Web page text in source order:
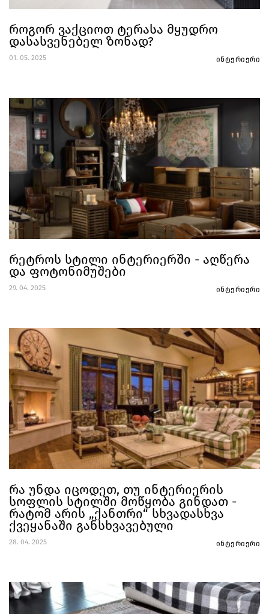
როგორ ვაქციოთ ტერასა მყუდრო
დასასვენებელ ზონად?
01. 05. 2025 ინტერიერი
რეტროს სტილი ინტერიერში - აღწერა
და ფოტონიმუშები
29. 04. 2025 ინტერიერი
რა უნდა იცოდეთ, თუ ინტერიერის
სოფლის სტილში მოწყობა გინდათ -
რატომ არის „ქანთრი“ სხვადასხვა
ქვეყანაში განსხვავებული
28. 04. 2025 ინტერიერი